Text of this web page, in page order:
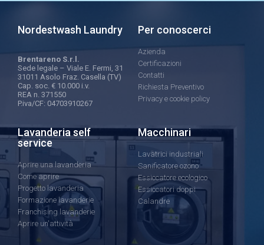
Nordestwash Laundry
Brentareno S.r.l.
Sede legale – Viale E. Fermi, 31
31011 Asolo Fraz. Casella (TV)
Cap. soc. € 10.000 i.v.
REA n. 371550
P.iva/CF: 04703910267
Per conoscerci
Azienda
Certificazioni
Contatti
Richiesta Preventivo
Privacy e cookie policy
Lavanderia self
service
Aprire una lavanderia
Come aprire
Progetto lavanderia
Formazione lavanderie
Franchising lavanderie
Aprire un'attività
Macchinari
Lavatrici industriali
Sanificatore ozono
Essiccatore ecologico
Essiccatori doppi
Calandre